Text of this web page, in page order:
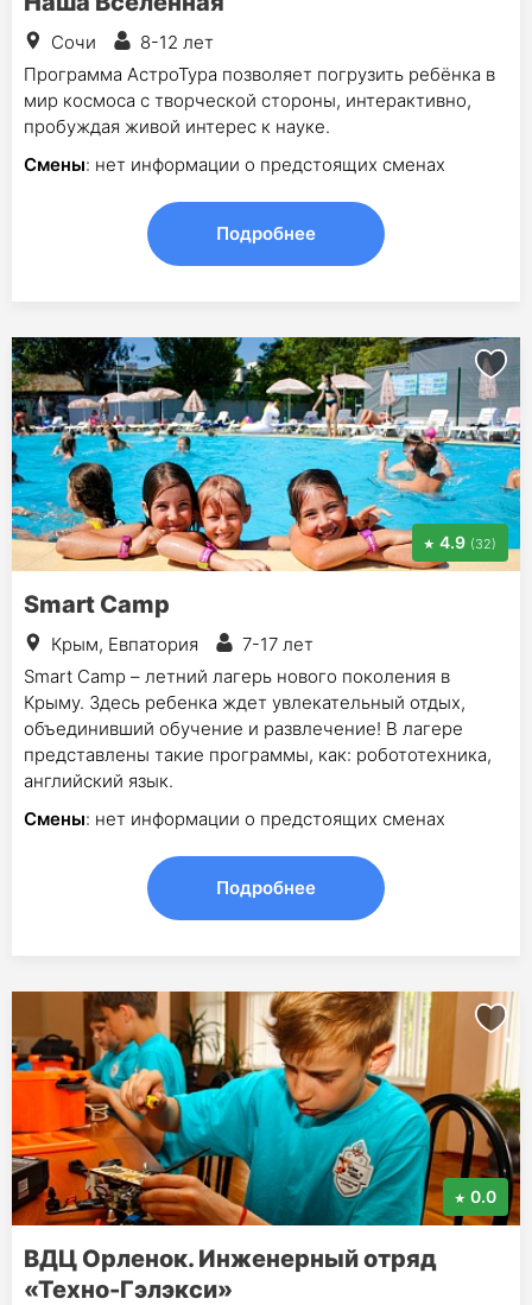
Сочи
8-12 лет
Программа АстроТура позволяет погрузить ребёнка в
мир космоса с творческой стороны, интерактивно,
пробуждая живой интерес к науке.
Смены: нет информации о предстоящих сменах
Подробнее
4.9 (32)
Smart Camp
Крым, Евпатория
7-17 лет
Smart Camp – летний лагерь нового поколения в
Крыму. Здесь ребенка ждет увлекательный отдых,
объединивший обучение и развлечение! В лагере
представлены такие программы, как: робототехника,
английский язык.
Смены: нет информации о предстоящих сменах
Подробнее
0.0
ВДЦ Орленок. Инженерный отряд
«Техно-Гэлэкси»